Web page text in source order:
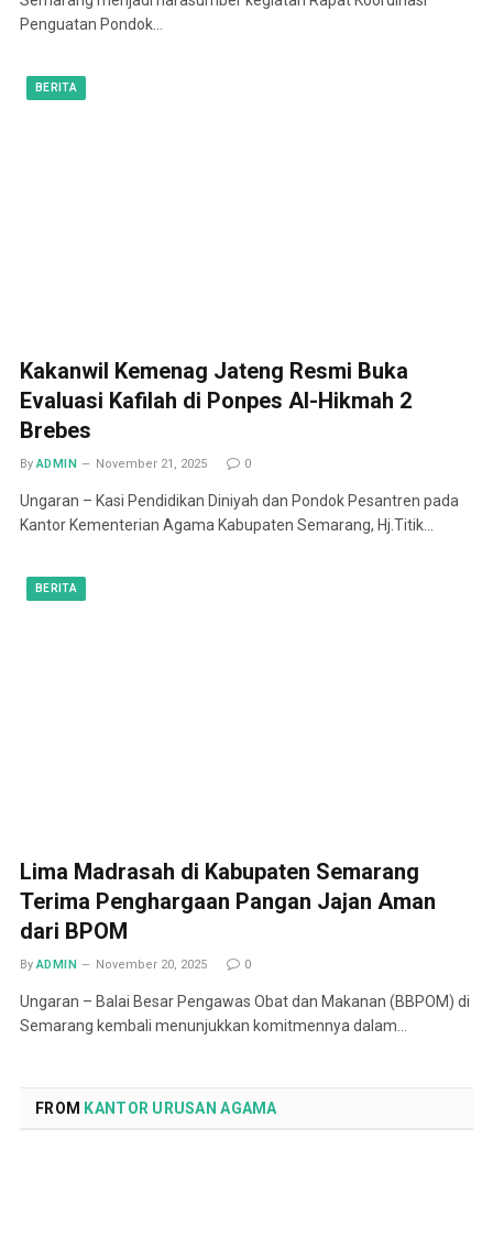
Penguatan Pondok…
BERITA
Kakanwil Kemenag Jateng Resmi Buka
Evaluasi Kafilah di Ponpes Al-Hikmah 2
Brebes
By ADMIN November 21, 2025 0
Ungaran – Kasi Pendidikan Diniyah dan Pondok Pesantren pada
Kantor Kementerian Agama Kabupaten Semarang, Hj.Titik…
BERITA
Lima Madrasah di Kabupaten Semarang
Terima Penghargaan Pangan Jajan Aman
dari BPOM
By ADMIN November 20, 2025 0
Ungaran – Balai Besar Pengawas Obat dan Makanan (BBPOM) di
Semarang kembali menunjukkan komitmennya dalam…
FROM KANTOR URUSAN AGAMA